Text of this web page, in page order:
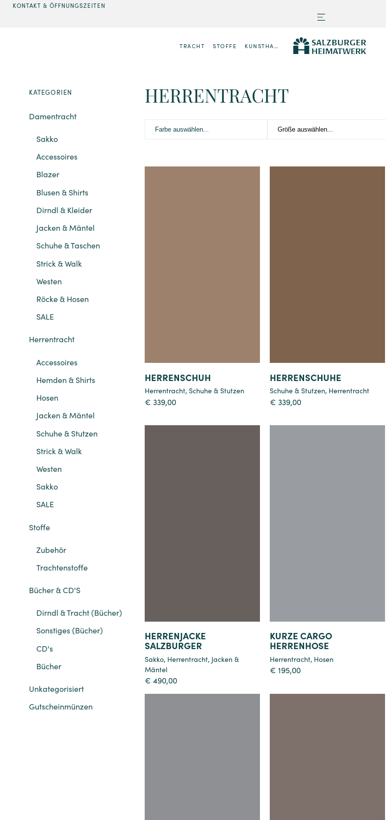
KONTAKT & ÖFFNUNGSZEITEN
TRACHT STOFFE KUNSTHANDWERK
KATEGORIEN
Damentracht
Sakko
Accessoires
Blazer
Blusen & Shirts
Dirndl & Kleider
Jacken & Mäntel
Schuhe & Taschen
Strick & Walk
Westen
Röcke & Hosen
SALE
Herrentracht
Accessoires
Hemden & Shirts
Hosen
Jacken & Mäntel
Schuhe & Stutzen
Strick & Walk
Westen
Sakko
SALE
Stoffe
Zubehör
Trachtenstoffe
Bücher & CD'S
Dirndl & Tracht (Bücher)
Sonstiges (Bücher)
CD's
Bücher
Unkategorisiert
Gutscheinmünzen
HERRENTRACHT
Farbe auswählen...
HERRENSCHUH
Herrentracht,Schuhe & Stutzen
€ 339,00
HERRENSCHUHE
Schuhe & Stutzen, Herrentracht
€ 339,00
HERRENJACKE
SALZBURGER
Sakko, Herrentracht, Jacken &
Mäntel
€ 490,00
KURZE CARGO
HERRENHOSE
Herrentracht, Hosen
€ 195,00